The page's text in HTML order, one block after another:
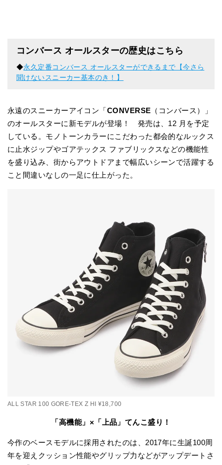
コンバース オールスターの歴史はこちら
◆永久定番コンバース オールスターができるまで【今さら
聞けないスニーカー基本のき！】
永遠のスニーカーアイコン「CONVERSE （コンバース）」
のオールスターに新モデルが登場！ 発売は、12 月を予定
している。モノトーンカラーにこだわった都会的なルックス
に止水ジップやゴアテックス ファブリックスなどの機能性
を盛り込み、街からアウトドアまで幅広いシーンで活躍する
こと間違いなしの一足に仕上がった。
ALL STAR 100 GORE-TEX Z HI ¥18,700
「高機能」×「上品」てんこ盛り！
今作のベースモデルに採用されたのは、2017年に生誕100周
年を迎えクッション性能やグリップ力などがアップデートさ